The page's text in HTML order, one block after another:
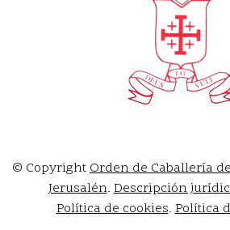
© CopyrightOrden de Caballería
Jerusalén.Descripción
Política de cookies.Política